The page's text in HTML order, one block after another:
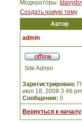
Модераторы:
Создать новую тему
Автор
admin
Site Admin
Зарегистрирован:
июл 18, 2008 3:46 pm
Сообщения: 0
Вернуться к началу